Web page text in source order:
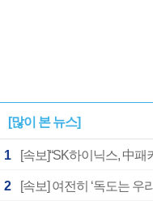
[많이 본 뉴스]
1 [속보]“SK하이닉스, 中
2